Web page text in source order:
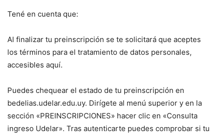
Tené en cuenta que:
Al finalizar tu preinscripción se te solicitará que aceptes
los términos para el tratamiento de datos personales,
accesibles aquí.
Puedes chequear el estado de tu preinscripción en
bedelias.udelar.edu.uy. Dirígete al menú superior y en la
sección «PREINSCRIPCIONES» hacer clic en «Consulta
ingreso Udelar». Tras autenticarte puedes comprobar si tu